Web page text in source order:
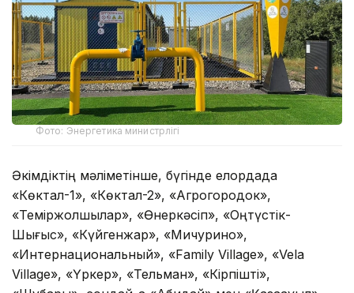
Фото: Энергетика министрлігі
Әкімдіктің мәліметінше, бүгінде елордада
«Көктал-1», «Көктал-2», «Агрогородок»,
«Теміржолшылар», «Өнеркәсіп», «Оңтүстік-
Шығыс», «Күйгенжар», «Мичурино»,
«Интернациональный», «Family Village», «Vela
Village», «Үркер», «Тельман», «Кірпішті»,